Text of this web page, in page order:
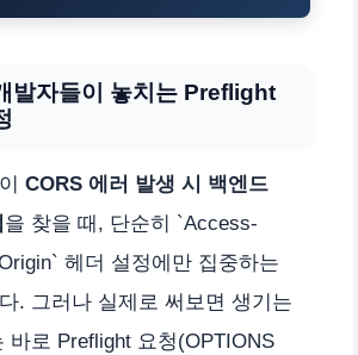
발자들이 놓치는 Preflight
CORS 에러 발생 시 백엔드
을 찾을 때, 단순히 `Access-
헤더 설정에만 집중하는
. 그러나 실제로 써보면 생기는
바로 Preflight 요청(OPTIONS